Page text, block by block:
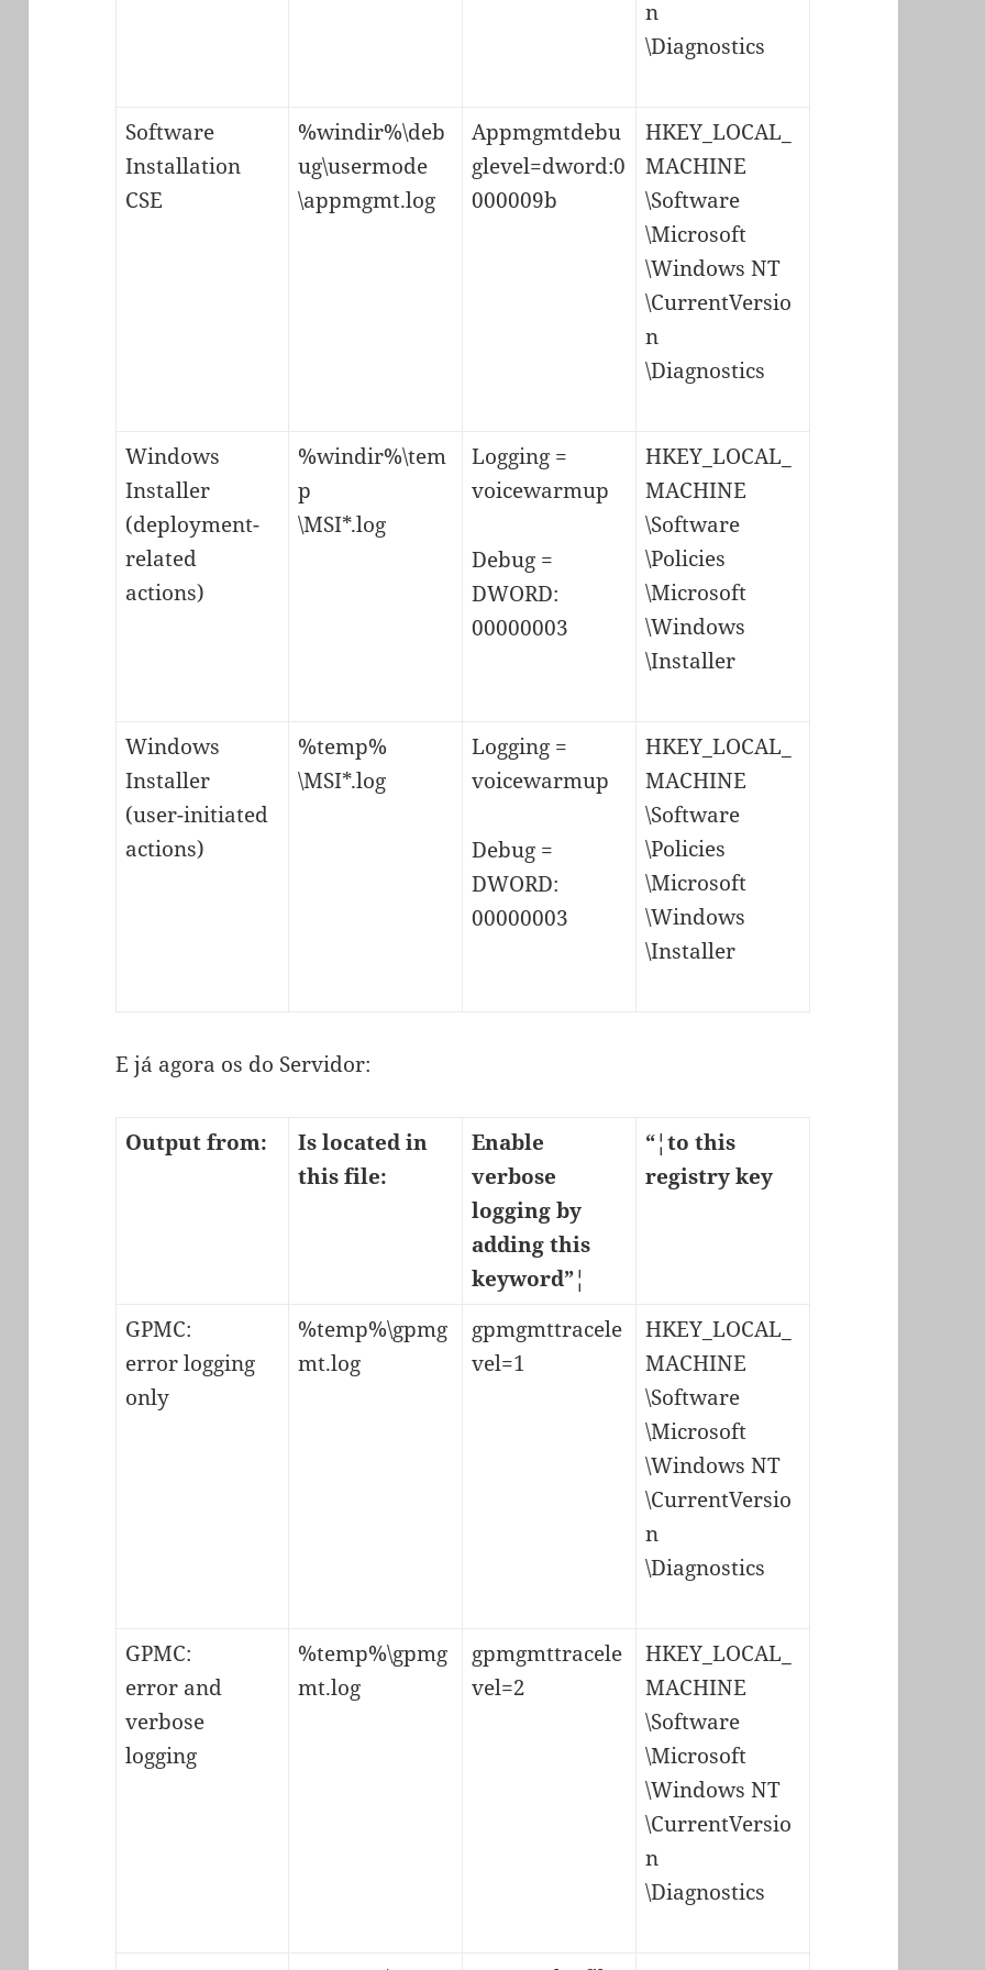
n
\Diagnostics
Software
Installation
CSE
%windir%\deb
ug\usermode
\appmgmt.log
Appmgmtdebu
glevel=dword:0
000009b
HKEY_LOCAL_
MACHINE
\Software
\Microsoft
\Windows NT
\CurrentVersio
n
\Diagnostics
Windows
Installer
(deployment-
related
actions)
%windir%\tem
p
\MSI*.log
Logging =
voicewarmup
Debug =
DWORD:
00000003
HKEY_LOCAL_
MACHINE
\Software
\Policies
\Microsoft
\Windows
\Installer
Windows
Installer
(user-initiated
actions)
%temp%
\MSI*.log
Logging =
voicewarmup
Debug =
DWORD:
00000003
HKEY_LOCAL_
MACHINE
\Software
\Policies
\Microsoft
\Windows
\Installer
E já agora os do Servidor:
Output from:
Is located in
this file:
Enable
verbose
logging by
adding this
keyword”¦
“¦to this
registry key
GPMC:
error logging
only
%temp%\gpmg
mt.log
gpmgmttracele
vel=1
HKEY_LOCAL_
MACHINE
\Software
\Microsoft
\Windows NT
\CurrentVersio
n
\Diagnostics
GPMC:
error and
verbose
logging
%temp%\gpmg
mt.log
gpmgmttracele
vel=2
HKEY_LOCAL_
MACHINE
\Software
\Microsoft
\Windows NT
\CurrentVersio
n
\Diagnostics